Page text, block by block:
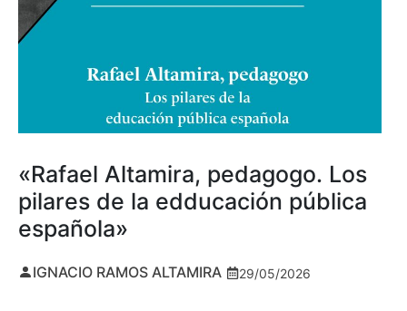
«Rafael Altamira, pedagogo. Los
pilares de la edducación pública
española»
IGNACIO RAMOS ALTAMIRA 29/05/2026